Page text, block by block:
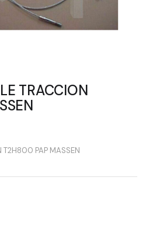
TRACCION
T2H800 PAP MASSEN